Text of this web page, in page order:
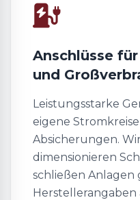
Anschlüsse
und
Leistungsstarke
eigene
Absicherungen.
dimensionieren
schließen Anlagen
Herstellerangaben